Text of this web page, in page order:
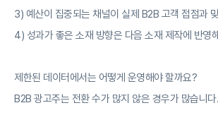
3) 예산이 집중되는 채널이 실제 B2B 고객 접점과
4) 성과가 좋은 소재 방향은 다음 소재 제작에 반영
제한된 데이터에서는 어떻게 운영해야 할까요?
B2B 광고주는 전환 수가 많지 않은 경우가 많습니다.